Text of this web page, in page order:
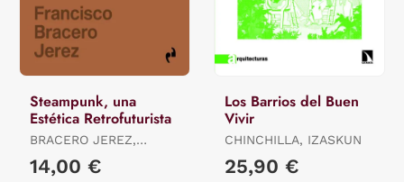
Steampunk, una
Estética Retrofuturista
BRACERO JEREZ,
14,00 €
Los Barrios del Buen
Vivir
CHINCHILLA, IZASKUN
25,90 €